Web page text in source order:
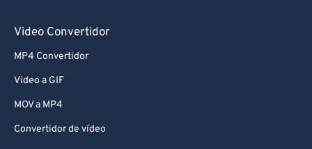
Video Convertidor
MP4 Convertidor
Video a GIF
MOV a MP4
Convertidor de vídeo